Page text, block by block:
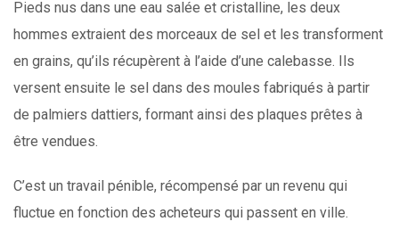
Pieds nus dans une eau salée et cristalline, les deux
hommes extraient des morceaux de sel et les transforment
en grains, qu’ils récupèrent à l’aide d’une calebasse. Ils
versent ensuite le sel dans des moules fabriqués à partir
de palmiers dattiers, formant ainsi des plaques prêtes à
être vendues.
C’est un travail pénible, récompensé par un revenu qui
fluctue en fonction des acheteurs qui passent en ville.